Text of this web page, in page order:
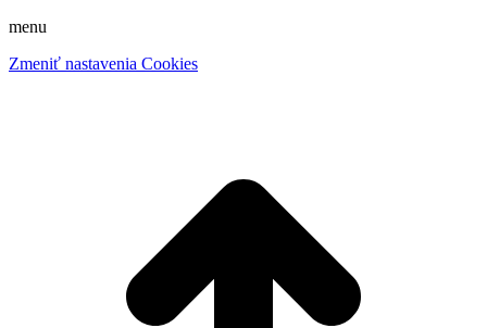
menu
Zmeniť nastavenia Cookies